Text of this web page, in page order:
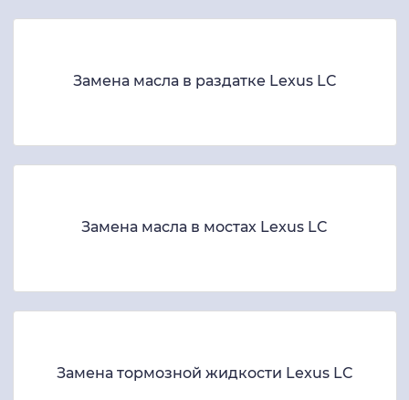
Замена масла в раздатке Lexus LC
Замена масла в мостах Lexus LC
Замена тормозной жидкости Lexus LC